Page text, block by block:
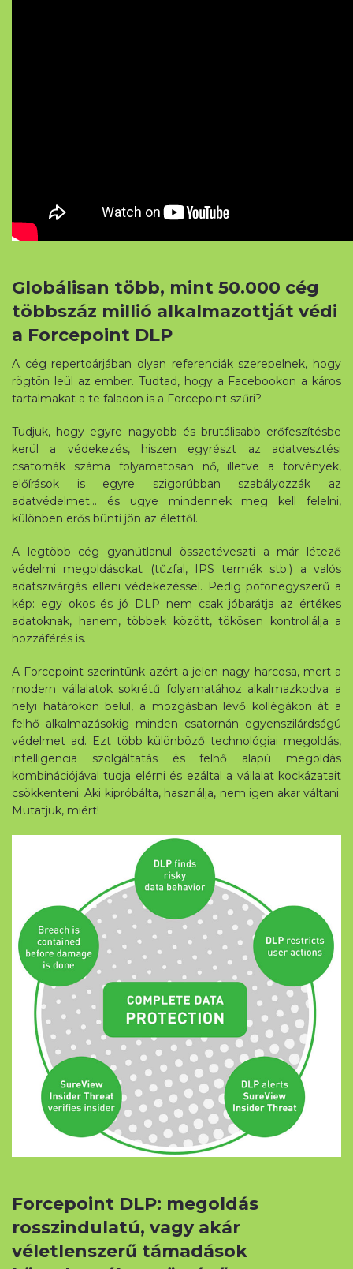
Globálisan több, mint 50.000 cég
többszáz millió alkalmazottját védi
a Forcepoint DLP
A cég repertoárjában olyan referenciák szerepelnek, hogy
rögtön leül az ember. Tudtad, hogy a Facebookon a káros
tartalmakat a te faladon is a Forcepoint szűri?
Tudjuk, hogy egyre nagyobb és brutálisabb erőfeszítésbe
kerül a védekezés, hiszen egyrészt az adatvesztési
csatornák száma folyamatosan nő, illetve a törvények,
előírások is egyre szigorúbban szabályozzák az
adatvédelmet… és ugye mindennek meg kell felelni,
különben erős bünti jön az élettől.
A legtöbb cég gyanútlanul összetéveszti a már létező
védelmi megoldásokat (tűzfal, IPS termék stb.) a valós
adatszivárgás elleni védekezéssel. Pedig pofonegyszerű a
kép: egy okos és jó DLP nem csak jóbarátja az értékes
adatoknak, hanem, többek között, tökösen kontrollálja a
hozzáférés is.
A Forcepoint szerintünk azért a jelen nagy harcosa, mert a
modern vállalatok sokrétű folyamatához alkalmazkodva a
helyi határokon belül, a mozgásban lévő kollégákon át a
felhő alkalmazásokig minden csatornán egyenszilárdságú
védelmet ad. Ezt több különböző technológiai megoldás,
intelligencia szolgáltatás és felhő alapú megoldás
kombinációjával tudja elérni és ezáltal a vállalat kockázatait
csökkenteni. Aki kipróbálta, használja, nem igen akar váltani.
Mutatjuk, miért!
Forcepoint DLP: megoldás
rosszindulatú, vagy akár
véletlenszerű támadások